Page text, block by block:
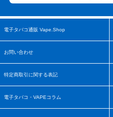
電子タバコ通販 Vape.Shop
お問い合わせ
特定商取引に関する表記
電子タバコ・VAPEコラム